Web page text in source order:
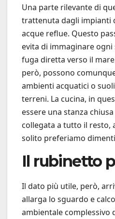
Una parte rilevante di
trattenuta dagli impianti
acque reflue. Questo
evita di immaginare
fuga diretta verso il
però, possono
ambienti acquatici o
terreni. La cucina, in
essere una stanza
collegata a tutto il resto,
solito preferiamo
Il rubinetto
Il dato più utile, però,
allarga lo sguardo e
ambientale complessivo